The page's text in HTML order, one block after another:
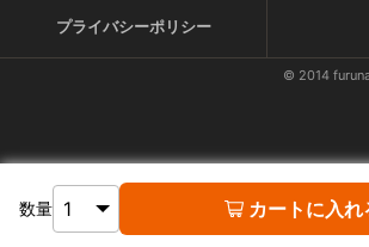
数量 カートに入れ
プライバシーポリシー
© 2014